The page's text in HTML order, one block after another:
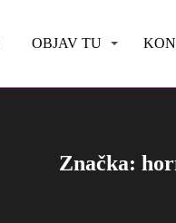
OBJAV TU
Značka: